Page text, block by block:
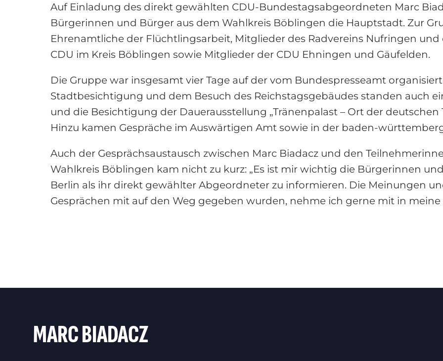
Auf Einladung des direkt gewählten CDU-Bundestagsabgeordneten Marc
Bürgerinnen und Bürger aus dem Wahlkreis Böblingen die Hauptstadt. Zur
Ehrenamtliche der Flüchtlingsarbeit, Mitglieder des Radvereins Nufringen und
CDU im Kreis Böblingen sowie Mitglieder der CDU Ehningen und Gäufelden.
Die Gruppe war insgesamt vier Tage auf der vom Bundespresseamt
Stadtbesichtigung und dem Besuch des Reichstagsgebäudes standen auch
und die Besichtigung der Dauerausstellung „Tränenpalast – Ort der
Hinzu kamen Gespräche im Auswärtigen Amt sowie in der baden-
Auch der Gesprächsaustausch zwischen Marc Biadacz und den
Wahlkreis Böblingen kam nicht zu kurz: „Es ist mir wichtig die Bürgerinnen
Berlin als ihr direkt gewählter Abgeordneter zu informieren. Die Meinungen
Gesprächen mit auf den Weg gegeben wurden, nehme ich gerne mit in
MARC BIADACZ